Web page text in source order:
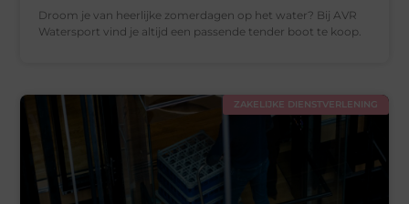
Droom je van heerlijke zomerdagen op het water? Bij AVR
Watersport vind je altijd een passende tender boot te koop.
ZAKELIJKE DIENSTVERLENING